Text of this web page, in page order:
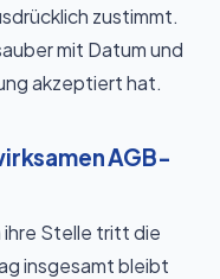
zustimmt.
mit Datum und
akzeptiert hat.
AGB-
ihre Stelle tritt die
insgesamt bleibt